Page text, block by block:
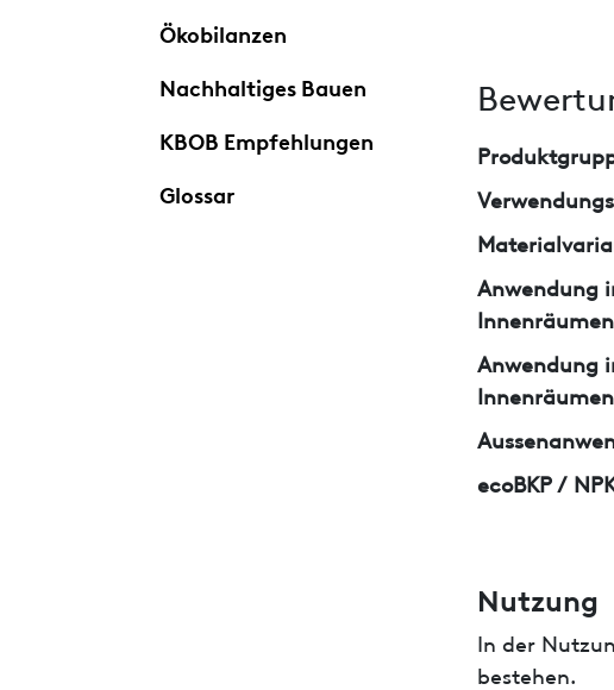
Ökobilanzen
Nachhaltiges Bauen
KBOB Empfehlungen
Glossar
Anwendung
Innenräumen
Anwendung
Innenräumen
ecoBKP /
Nutzung
In der
bestehen.